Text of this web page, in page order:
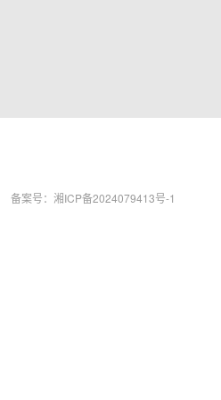
备案号：湘ICP备2024079413号-1